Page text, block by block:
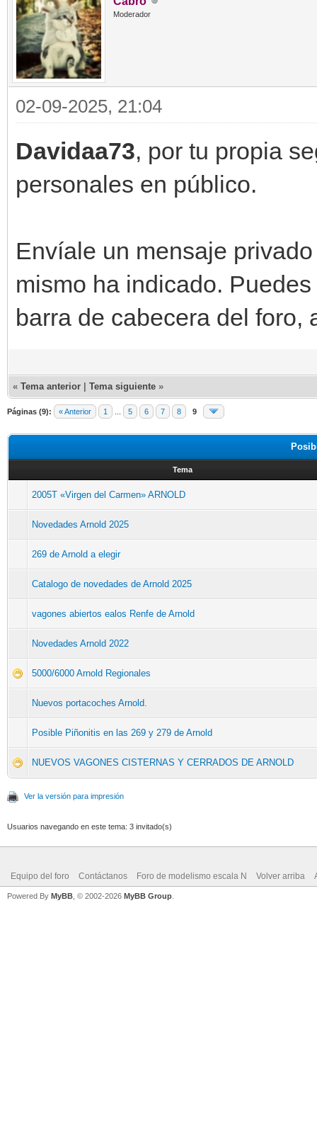
Moderador
02-09-2025, 21:04
Davidaa73, por tu propia
personales en público.
Envíale un mensaje
mismo ha indicado.
barra de cabecera del foro,
« Tema anterior | Tema siguiente »
Páginas (9): « Anterior 1 5 6 7 8 9
Tema
2005T «Virgen del Carmen» ARNOLD
Novedades Arnold 2025
269 de Arnold a elegir
Catalogo de novedades de Arnold 2025
vagones abiertos ealos Renfe de Arnold
Novedades Arnold 2022
5000/6000 Arnold Regionales
Nuevos portacoches Arnold.
Posible Piñonitis en las 269 y 279 de Arnold
NUEVOS VAGONES CISTERNAS Y CERRADOS DE ARNOLD
Ver la versión para impresión
Usuarios navegando en este tema: 3 invitado(s)
Equipo del foro Contáctanos Foro de modelismo escala N Volver arriba
Powered By MyBB , © 2002-2026 MyBB Group